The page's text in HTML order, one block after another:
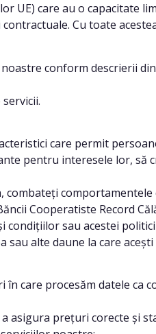
care au o capacitate
Cu toate
conform descrierii
care permit
pentru interesele lor, să
Cooperatiste Record
condițiilor sau acestei
alte daune la care
care procesăm datele ca
asigura prețuri corecte și